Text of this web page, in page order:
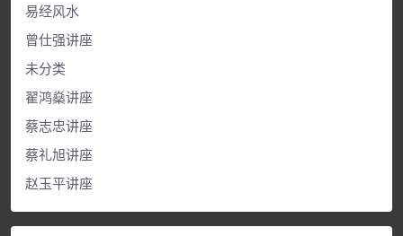
易经风水
曾仕强讲座
未分类
翟鸿燊讲座
蔡志忠讲座
蔡礼旭讲座
赵玉平讲座